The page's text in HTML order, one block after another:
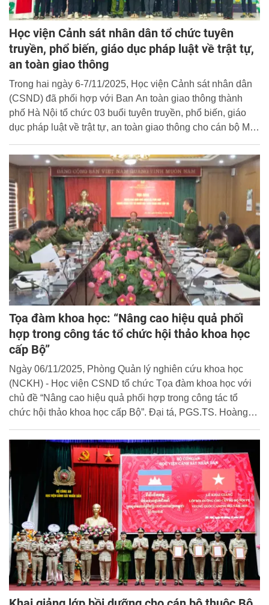
Học viện Cảnh sát nhân dân tổ chức tuyên
truyền, phổ biến, giáo dục pháp luật về trật tự,
an toàn giao thông
Trong hai ngày 6-7/11/2025, Học viện Cảnh sát nhân dân
(CSND) đã phối hợp với Ban An toàn giao thông thành
phố Hà Nội tổ chức 03 buổi tuyên truyền, phổ biến, giáo
dục pháp luật về trật tự, an toàn giao thông cho cán bộ Mặt
Hà Nội.
Tọa đàm khoa học: “Nâng cao hiệu quả phối
hợp trong công tác tổ chức hội thảo khoa học
cấp Bộ”
Ngày 06/11/2025, Phòng Quản lý nghiên cứu khoa học
(NCKH) - Học viện CSND tổ chức Tọa đàm khoa học với
chủ đề “Nâng cao hiệu quả phối hợp trong công tác tổ
chức hội thảo khoa học cấp Bộ”. Đại tá, PGS.TS. Hoàng